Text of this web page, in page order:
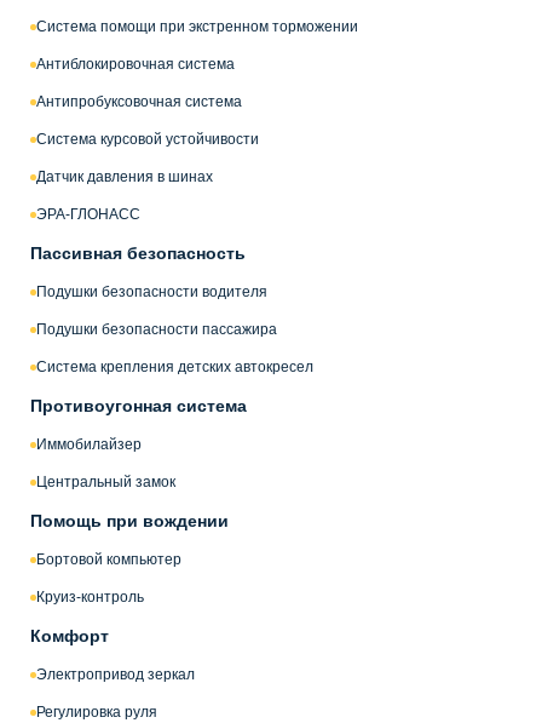
Система помощи при экстренном торможении
Антиблокировочная система
Антипробуксовочная система
Система курсовой устойчивости
Датчик давления в шинах
ЭРА-ГЛОНАСС
Пассивная безопасность
Подушки безопасности водителя
Подушки безопасности пассажира
Система крепления детских автокресел
Противоугонная система
Иммобилайзер
Центральный замок
Помощь при вождении
Бортовой компьютер
Круиз-контроль
Комфорт
Электропривод зеркал
Регулировка руля